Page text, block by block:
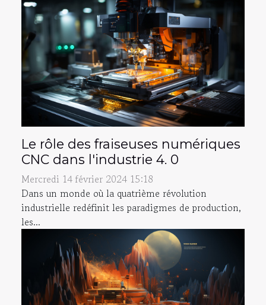
Le rôle des fraiseuses numériques
CNC dans l'industrie 4. 0
Mercredi 14 février 2024 15:18
Dans un monde où la quatrième révolution
industrielle redéfinit les paradigmes de production,
les...